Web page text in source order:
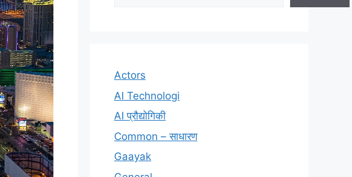
Actors
AI Technologi
AI प्रौद्योगिकी
Common – साधारण
Gaayak